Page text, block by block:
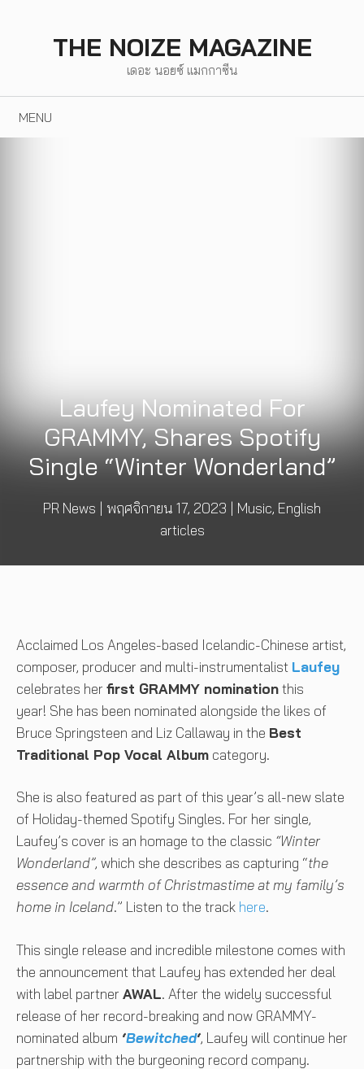
THE NOIZE MAGAZINE
เดอะ นอยซ์ แมกกาซีน
MENU
Laufey Nominated For
GRAMMY, Shares Spotify
Single “Winter Wonderland”
PR News | พฤศจิกายน 17, 2023 | Music, English
articles
Acclaimed Los Angeles-based Icelandic-Chinese artist,
composer, producer and multi-instrumentalist Laufey
celebrates her first GRAMMY nominationthis
year! She has been nominated alongside the likes of
Bruce Springsteen and Liz Callaway in the Best
Traditional Pop Vocal Album category.
She is also featured as part of this year’s all-new slate
of Holiday-themed Spotify Singles. For her single,
Laufey’s cover is an homage to the classic “Winter
Wonderland”, which she describes as capturing “the
essence and warmth of Christmastime at my family’s
home in Iceland.” Listen to the track here.
This single release and incredible milestone comes with
the announcement that Laufey has extended her deal
with label partner AWAL. After the widely successful
release of her record-breaking and now GRAMMY-
nominated album ‘Bewitched‘, Laufey will continue her
partnership with the burgeoning record company.